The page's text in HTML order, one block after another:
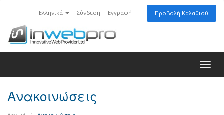
Ελληνικά Σύνδεση Εγγραφή Προβολή Καλαθιού
Ανακοινώσεις